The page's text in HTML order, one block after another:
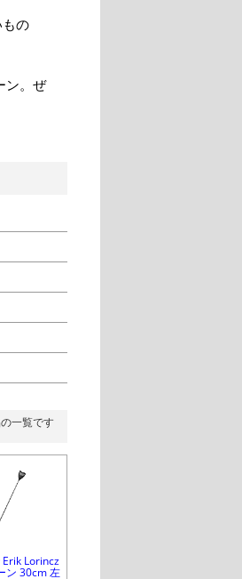
の
ン。ぜ
一覧です
Erik Lorincz
ン 30cm 左